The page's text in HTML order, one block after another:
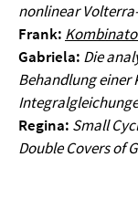
nonlinear
Frank:
Gabriela: Die
Behandlung einer
Regina: Small
Double Covers of